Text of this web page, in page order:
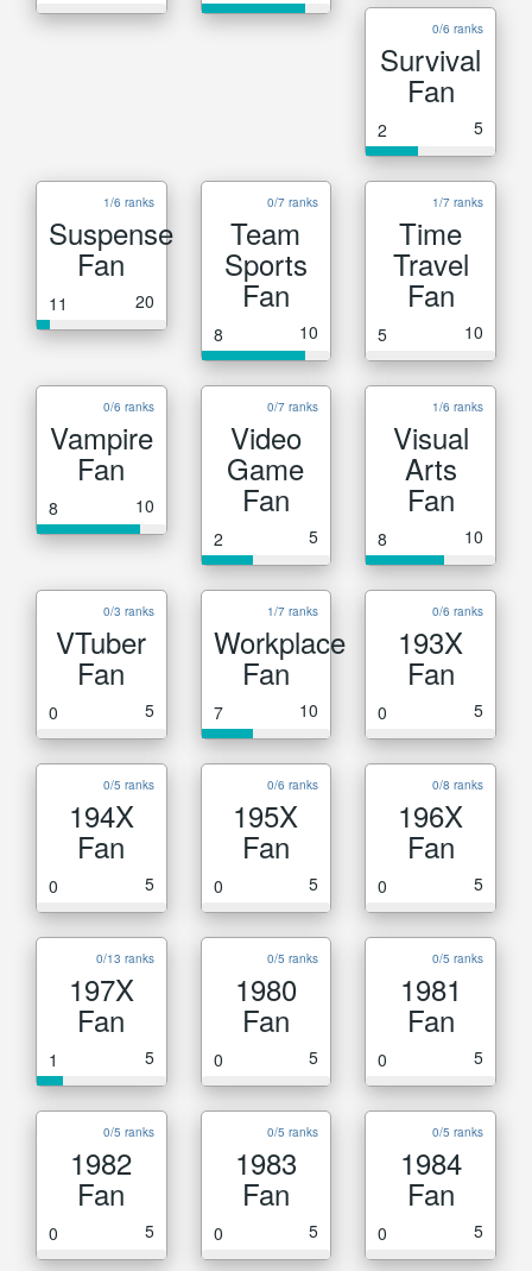
0/6 ranks
Survival
Fan
2 5
1/6 ranks
Suspense
Fan
11 20
0/7 ranks
Team
Sports
Fan
8 10
1/7 ranks
Time
Travel
Fan
5 10
0/6 ranks
Vampire
Fan
8 10
0/7 ranks
Video
Game
Fan
2 5
1/6 ranks
Visual
Arts
Fan
8 10
0/3 ranks
VTuber
Fan
0 5
1/7 ranks
Workplace
Fan
7 10
0/6 ranks
193X
Fan
0 5
0/5 ranks
194X
Fan
0 5
0/6 ranks
195X
Fan
0 5
0/8 ranks
196X
Fan
0 5
0/13 ranks
197X
Fan
1 5
0/5 ranks
1980
Fan
0 5
0/5 ranks
1981
Fan
0 5
0/5 ranks
1982
Fan
0 5
0/5 ranks
1983
Fan
0 5
0/5 ranks
1984
Fan
0 5